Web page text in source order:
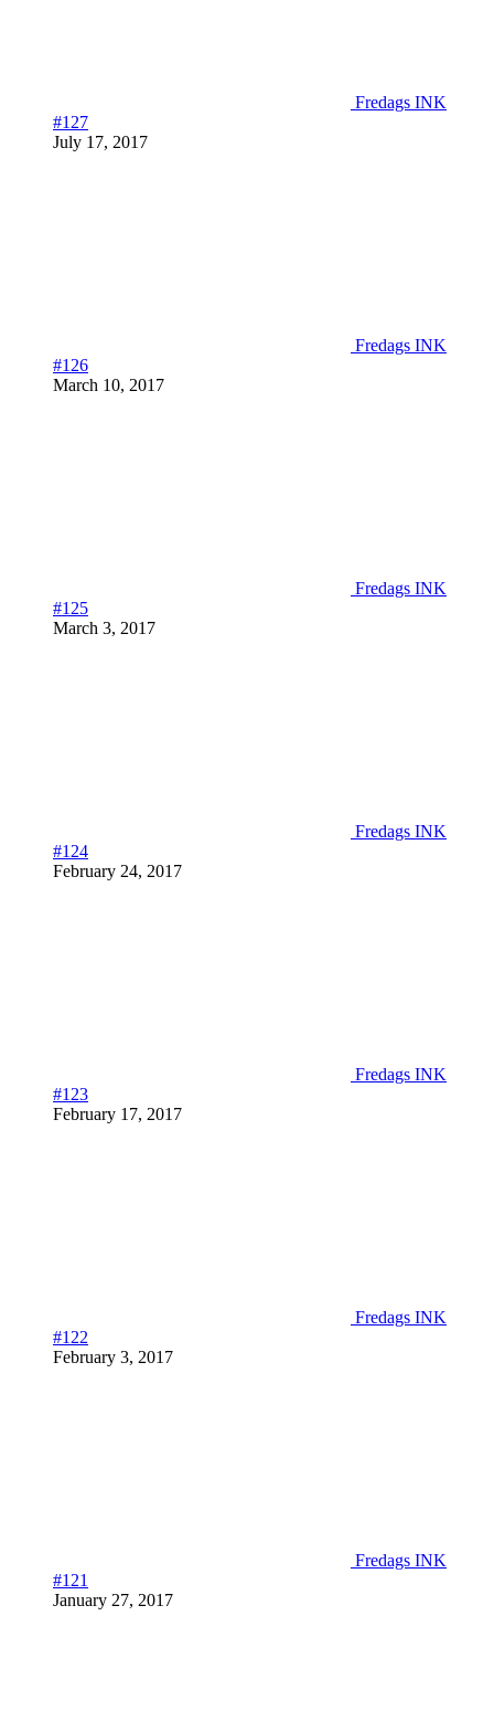
Fredags INK
#127
July 17, 2017
Fredags INK
#126
March 10, 2017
Fredags INK
#125
March 3, 2017
Fredags INK
#124
February 24, 2017
Fredags INK
#123
February 17, 2017
Fredags INK
#122
February 3, 2017
Fredags INK
#121
January 27, 2017